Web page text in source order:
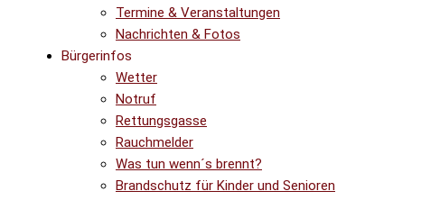
Termine & Veranstaltungen
Nachrichten & Fotos
Bürgerinfos
Wetter
Notruf
Rettungsgasse
Rauchmelder
Was tun wenn´s brennt?
Brandschutz für Kinder und Senioren